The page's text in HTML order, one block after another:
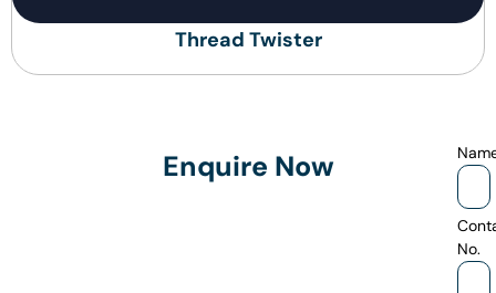
Thread Twister
Enquire Now
No.